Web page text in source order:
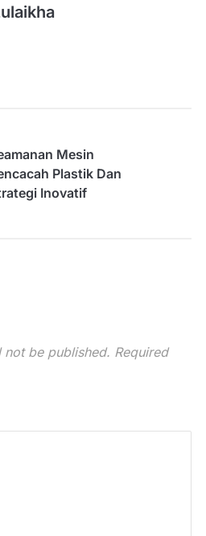
Mesin
Plastik Dan
Inovatif
not be published. Required